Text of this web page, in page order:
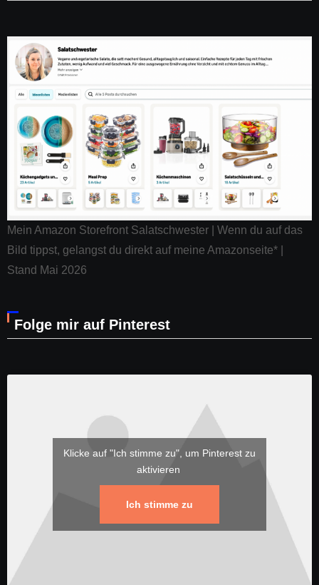
Mein Amazon Storefront Salatschwester | Wenn du auf das
Bild tippst, gelangst du direkt auf meine Amazonseite* |
Stand Mai 2026
Folge mir auf Pinterest
Klicke auf "Ich stimme zu", um Pinterest zu
aktivieren
Ich stimme zu